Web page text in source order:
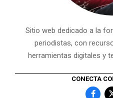
Sitio web dedicado a la
periodistas, con
herramientas digitales y
CONECTA